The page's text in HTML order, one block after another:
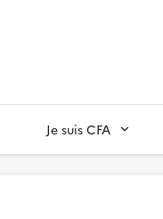
Je suis CFA